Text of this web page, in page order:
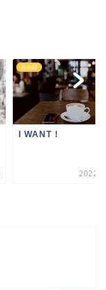
自由詩
I WANT！
2022-